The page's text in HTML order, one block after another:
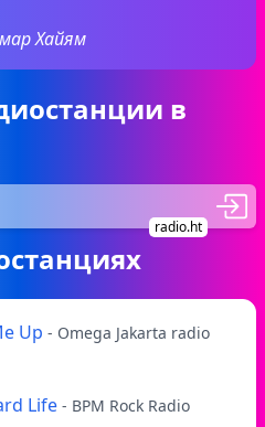
Хайям
в
radio.ht
Up - Omega Jakarta radio
Life - BPM Rock Radio